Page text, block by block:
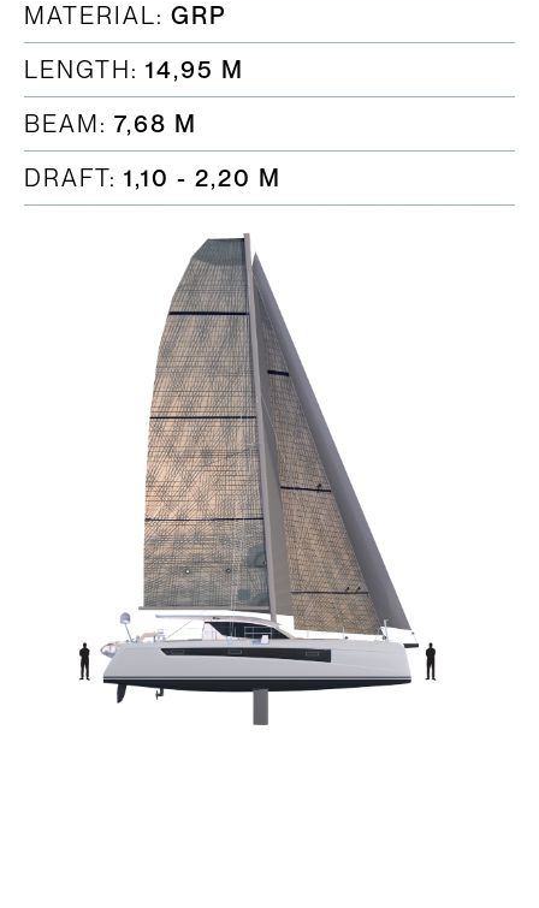
MATERIAL: GRP
LENGTH: 14,95 M
BEAM: 7,68 M
DRAFT: 1,10 - 2,20 M